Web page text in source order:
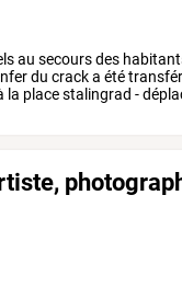
au secoursdes
du cracka été
la placestalingrad -